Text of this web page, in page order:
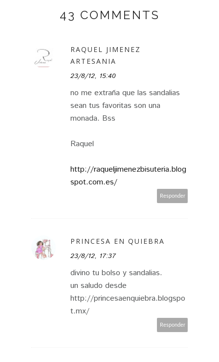
43 COMMENTS
RAQUEL JIMENEZ
ARTESANIA
23/8/12, 15:40
no me extraña que las sandalias
sean tus favoritas son una
monada. Bss
Raquel
http://raqueljimenezbisuteria.blog
spot.com.es/
Responder
PRINCESA EN QUIEBRA
23/8/12, 17:37
divino tu bolso y sandalias.
un saludo desde
http://princesaenquiebra.blogspo
t.mx/
Responder